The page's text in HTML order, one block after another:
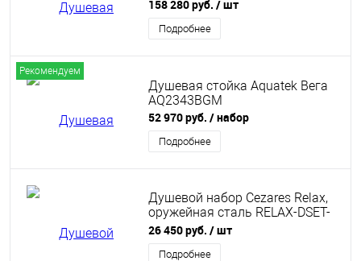
158 280 руб. / шт
Подробнее
Рекомендуем
Душевая стойка Aquatek Вега
AQ2343BGM
52 970 руб. / набор
Подробнее
Душевой набор Cezares Relax,
оружейная сталь RELAX-DSET-
IN
26 450 руб. / шт
Подробнее